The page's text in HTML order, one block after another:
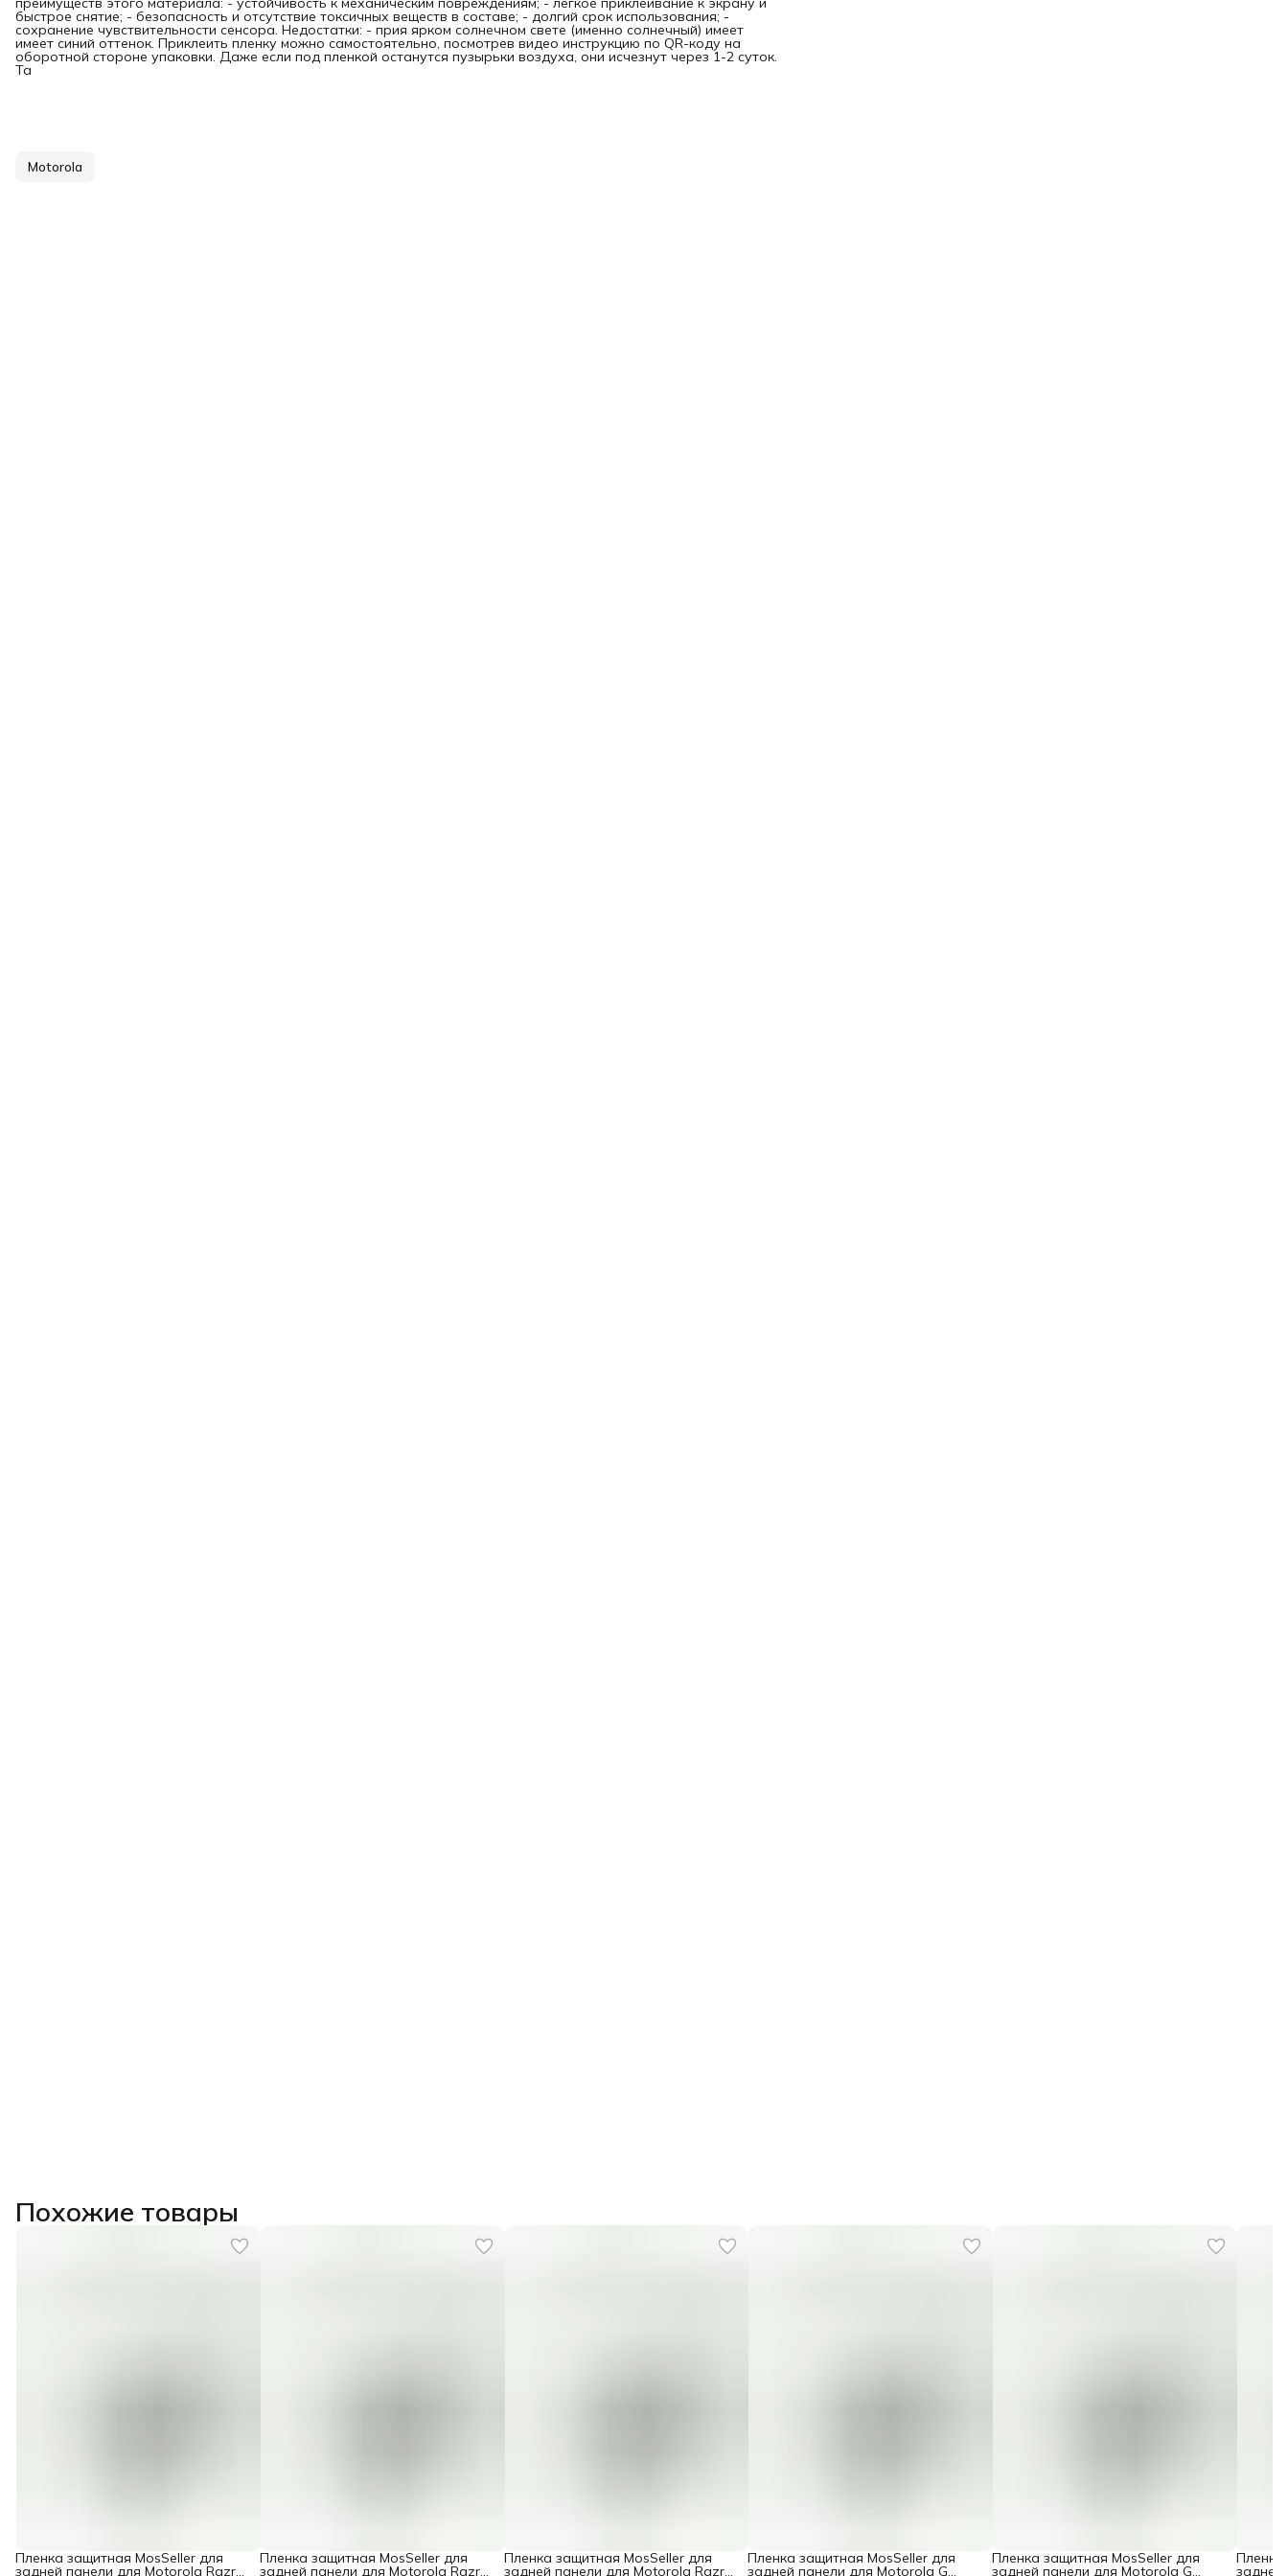
быстрое снятие; - безопасность и отсутствие токсичных веществ в составе; - долгий срок использования; -
сохранение чувствительности сенсора. Недостатки: - прия ярком солнечном свете (именно солнечный) имеет
имеет синий оттенок. Приклеить пленку можно самостоятельно, посмотрев видео инструкцию по QR-коду на
оборотной стороне упаковки. Даже если под пленкой останутся пузырьки воздуха, они исчезнут через 1-2 суток.
Та
Motorola
Похожие товары
Пленка защитная MosSeller для
задней панели для Motorola Razr
Пленка защитная MosSeller для
задней панели для Motorola Razr
Пленка защитная MosSeller для
задней панели для Motorola Razr
Пленка защитная MosSeller для
задней панели для Motorola G
Пленка защитная MosSeller для
задней панели для Motorola G
Пленка
задней